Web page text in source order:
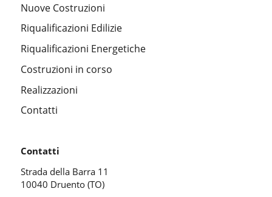
Nuove Costruzioni
Riqualificazioni Edilizie
Riqualificazioni Energetiche
Costruzioni in corso
Realizzazioni
Contatti
Contatti
Strada della Barra 11
10040 Druento (TO)